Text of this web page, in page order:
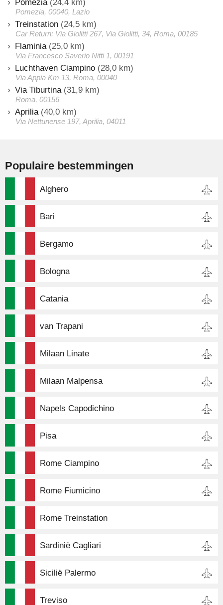
Pomezia (24,4 km)
Pomezia, 00040, Lazio
Treinstation (24,5 km)
Car Return: Via Giolitti 267, Via Giolitti, 34, Roma, 00185
Flaminia (25,0 km)
Via Francesco Saverio Nitti 1, 00191
Luchthaven Ciampino (28,0 km)
Via Appia Km 13, Roma, 00040
Via Tiburtina (31,9 km)
Roma, 00156
Aprilia (40,0 km)
Via Nettunense 197, Aprilia, 04011
Populaire bestemmingen
Alghero
Bari
Bergamo
Bologna
Catania
van Trapani
Milaan Linate
Milaan Malpensa
Napels Capodichino
Pisa
Rome Ciampino
Rome Fiumicino
Rome Treinstation
Sardinië Cagliari
Sicilië Palermo
Treviso